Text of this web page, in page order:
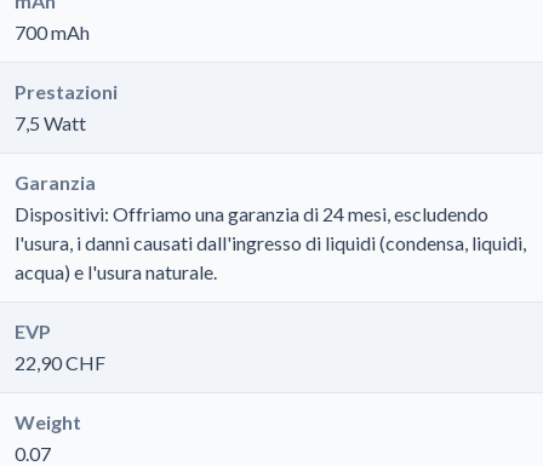
700 mAh
Prestazioni
7,5 Watt
Garanzia
Dispositivi: Offriamo una garanzia di 24 mesi, escludendo
l'usura, i danni causati dall'ingresso di liquidi (condensa, liquidi,
acqua) e l'usura naturale.
EVP
22,90 CHF
Weight
0.07